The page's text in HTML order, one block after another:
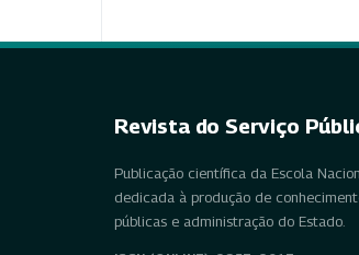
Revista do Serviço
Publicação científica da Escola
dedicada à produção de
públicas e administração do Estado.